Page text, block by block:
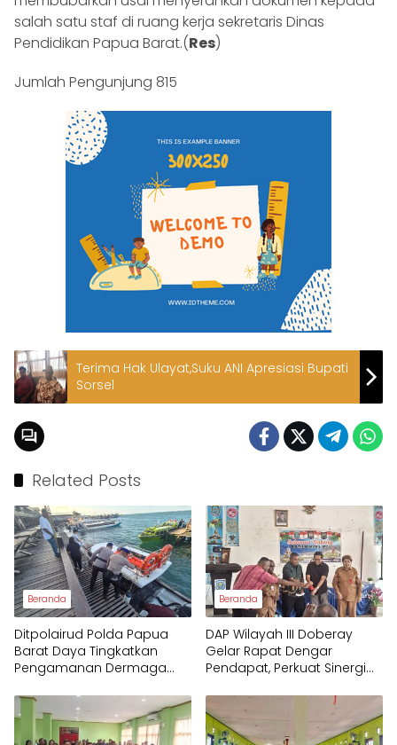
salah satu staf di ruang kerja sekretaris Dinas
Pendidikan Papua Barat.(Res)
Jumlah Pengunjung 815
Terima Hak Ulayat,Suku ANI Apresiasi Bupati
Sorsel
Related Posts
Beranda
Ditpolairud Polda Papua
Barat Daya Tingkatkan
Pengamanan Dermaga
Beranda
DAP Wilayah III Doberay
Gelar Rapat Dengar
Pendapat, Perkuat Sinergi
Masyarakat Adat
Mengawal Pembangunan
Papua Barat Daya